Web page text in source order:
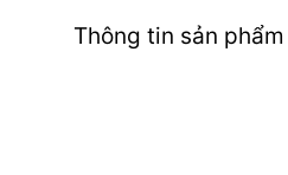
Thông tin sản phẩm